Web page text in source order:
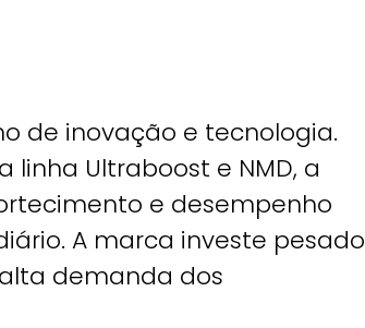
de inovação e tecnologia.
Ultraboost e NMD, a
e desempenho
A marca investe pesado
demanda dos